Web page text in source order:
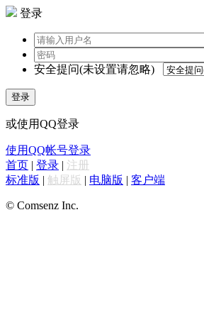
登录
安全提问(未设置请忽略)
登录
或使用QQ登录
使用QQ帐号登录
首页 | 登录 | 注册
标准版 | 触屏版 | 电脑版 | 客户端
© Comsenz Inc.